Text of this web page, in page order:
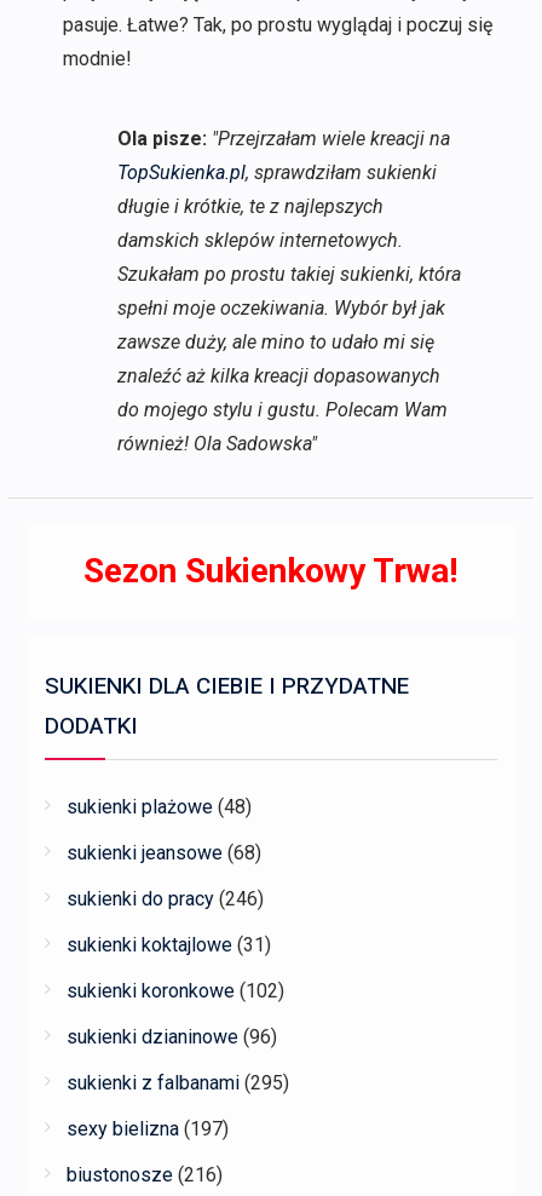
pasuje. Łatwe? Tak, po prostu wyglądaj i poczuj się
modnie!
Ola pisze: "Przejrzałam wiele kreacji na
TopSukienka.pl, sprawdziłam sukienki
długie i krótkie, te z najlepszych
damskich sklepów internetowych.
Szukałam po prostu takiej sukienki, która
spełni moje oczekiwania. Wybór był jak
zawsze duży, ale mino to udało mi się
znaleźć aż kilka kreacji dopasowanych
do mojego stylu i gustu. Polecam Wam
również! Ola Sadowska"
Sezon Sukienkowy Trwa!
SUKIENKI DLA CIEBIE I PRZYDATNE
DODATKI
sukienki plażowe (48)
sukienki jeansowe (68)
sukienki do pracy (246)
sukienki koktajlowe (31)
sukienki koronkowe (102)
sukienki dzianinowe (96)
sukienki z falbanami (295)
sexy bielizna (197)
biustonosze (216)